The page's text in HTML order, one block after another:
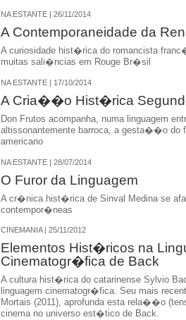
NA ESTANTE | 26/11/2014
A Contemporaneidade da
A curiosidade hist�rica do romancista
muitas sali�ncias em Rouge Br�sil
NA ESTANTE | 17/10/2014
A Cria��o Hist�rica
Don Frutos acompanha, numa linguagem
altissonantemente barroca, a gesta��o do
americano
NA ESTANTE | 28/07/2014
O Furor da Linguagem
A cr�nica hist�rica de Sinval Medina se
contempor�neas
CINEMANIA | 25/11/2012
Elementos Hist�ricos na
Cinematogr�fica de Back
A cultura hist�rica do catarinense Sylvio
linguagem cinematogr�fica. Seu mais
Mortais (2011), aprofunda esta rela��o
cinema no universo est�tico de Back.